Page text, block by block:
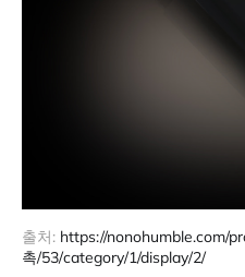
출처: https://nonohumble.com/
촉/53/category/1/display/2/